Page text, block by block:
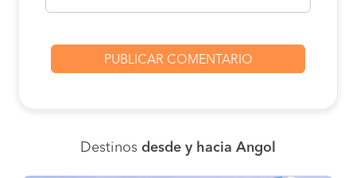
Destinos desde y hacia Angol